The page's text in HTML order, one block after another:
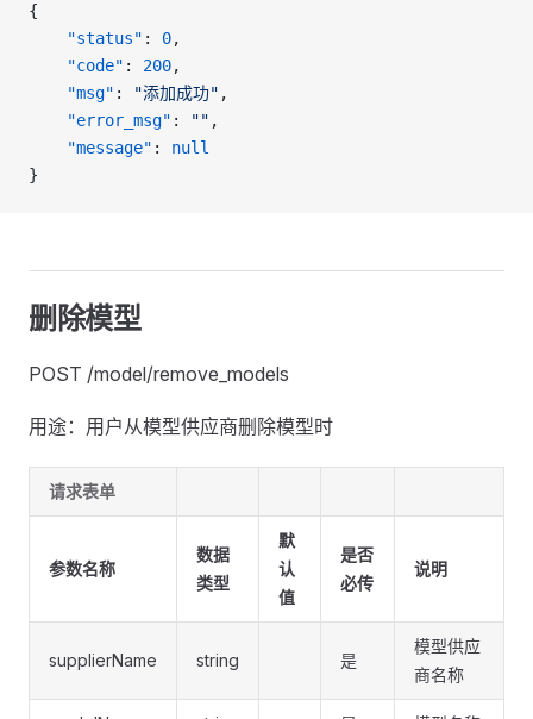
{
    "status"
: 0,
    "code"
: 200,
    "msg"
: "添加成功" ,
    "error_msg"
: "" ,
    "message"
: null
}
删除模型
POST /model/remove_models
用途：用户从模型供应商删除模型时
请求表单
参数名称
数据
类型
默
认
值
是否
必传
说明
supplierName string 是
模型供应
商名称